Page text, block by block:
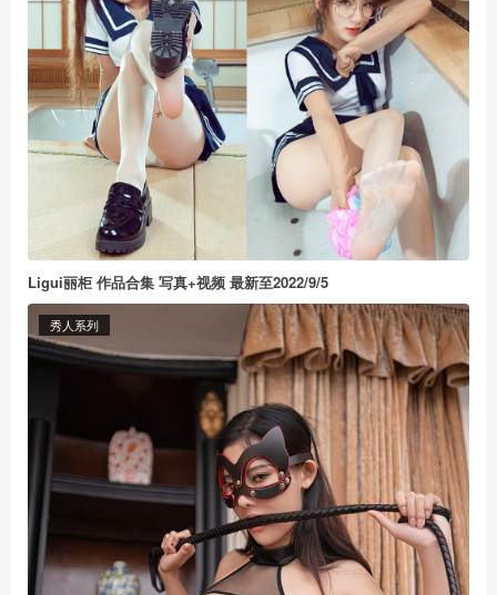
Ligui丽柜 作品合集 写真+视频 最新至2022/9/5
秀人系列